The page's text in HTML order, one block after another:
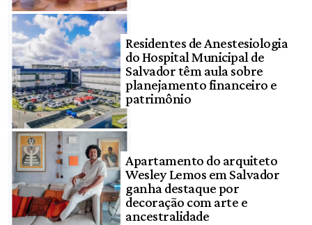
Residentes de Anestesiologia
do Hospital Municipal de
Salvador têm aula sobre
planejamento financeiro e
patrimônio
Apartamento do arquiteto
Wesley Lemos em Salvador
ganha destaque por
decoração com arte e
ancestralidade